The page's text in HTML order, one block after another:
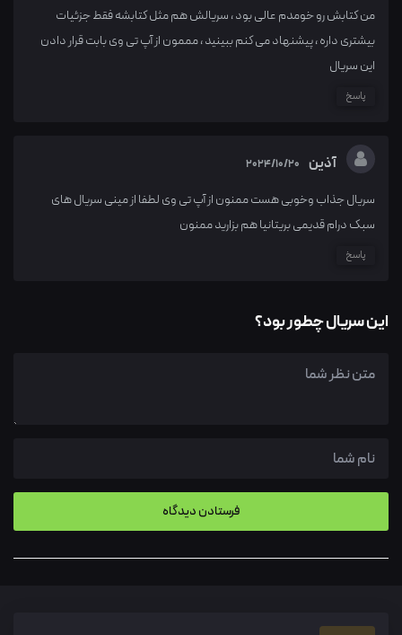
من کتابش رو خومدم عالی بود ، سریالش هم مثل کتابشه فقط جزئیات
بیشتری داره ، پیشنهاد می کنم ببینید ، مممون از آپ تی وی بابت قرار دادن
این سریال
پاسخ
آذین 2024/10/20
سریال جذاب وخوبی هست ممنون از آپ تی وی لطفا از مینی سریال های
سبک درام قدیمی بریتانیا هم بزارید ممنون
پاسخ
این سریال چطور بود؟